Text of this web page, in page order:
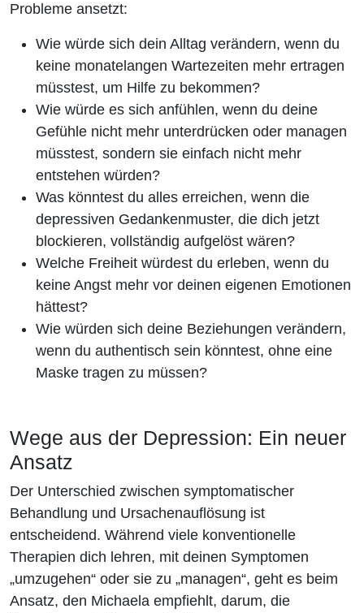
Probleme ansetzt:
Wie würde sich dein Alltag verändern, wenn du
keine monatelangen Wartezeiten mehr ertragen
müsstest, um Hilfe zu bekommen?
Wie würde es sich anfühlen, wenn du deine
Gefühle nicht mehr unterdrücken oder managen
müsstest, sondern sie einfach nicht mehr
entstehen würden?
Was könntest du alles erreichen, wenn die
depressiven Gedankenmuster, die dich jetzt
blockieren, vollständig aufgelöst wären?
Welche Freiheit würdest du erleben, wenn du
keine Angst mehr vor deinen eigenen Emotionen
hättest?
Wie würden sich deine Beziehungen verändern,
wenn du authentisch sein könntest, ohne eine
Maske tragen zu müssen?
Wege aus der Depression: Ein neuer
Ansatz
Der Unterschied zwischen symptomatischer
Behandlung und Ursachenauflösung ist
entscheidend. Während viele konventionelle
Therapien dich lehren, mit deinen Symptomen
„umzugehen“ oder sie zu „managen“, geht es beim
Ansatz, den Michaela empfiehlt, darum, die